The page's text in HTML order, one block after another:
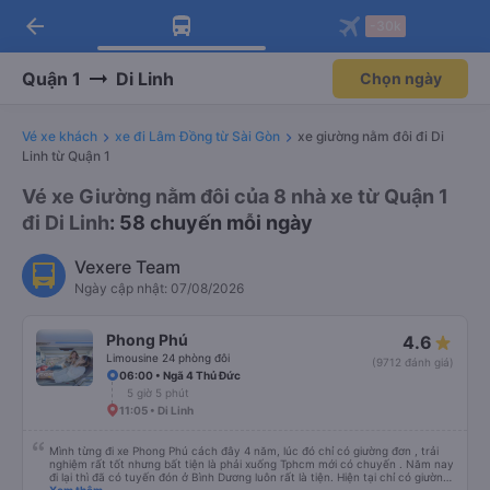
Tải app Vexere ngay!
Nhận ưu đãi thành viên độc
Mở app
Tải app Vexere
-30k/ghế khi đặt vé máy bay qua
Mở app
arrow_back
Quận 1 Di Linh Chọn ngày
Vé xe khách xe đi Lâm Đồng từ Sài Gòn
xe giường nằm đôi đi Di
Linh từ Quận 1
Vé xe Giường nằm đôi của 8 nhà xe từ Quận 1
đi Di Linh: 58 chuyến mỗi ngày
Vexere Team
Ngày cập nhật: 07/08/2026
Phong Phú
Limousine 24 phòng đôi
4.6
(9712 đánh giá)
06:00 • Ngã 4 Thủ Đức
5 giờ 5 phút
11:05 • Di Linh
Mình từng đi xe Phong Phú cách đây 4 năm, lúc đó chỉ có giường đơn , trải
nghiệm rất tốt nhưng bất tiện là phải xuống Tphcm mới có chuyến . Năm nay
đi lại thì đã có tuyến đón ở Bình Dương luôn rất là tiện. Hiện tại chỉ có giường